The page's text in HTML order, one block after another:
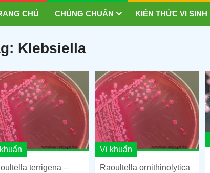
CHỦ CHỦNG CHUẨN KIẾN THỨC VI SINH
Klebsiella
terrigena –
Vi khuẩn
Raoultella ornithinolytica